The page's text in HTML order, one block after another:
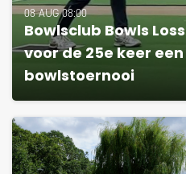
08 AUG 08:00
Bowlsclub Bowls
voor de 25e keer
bowlstoernooi